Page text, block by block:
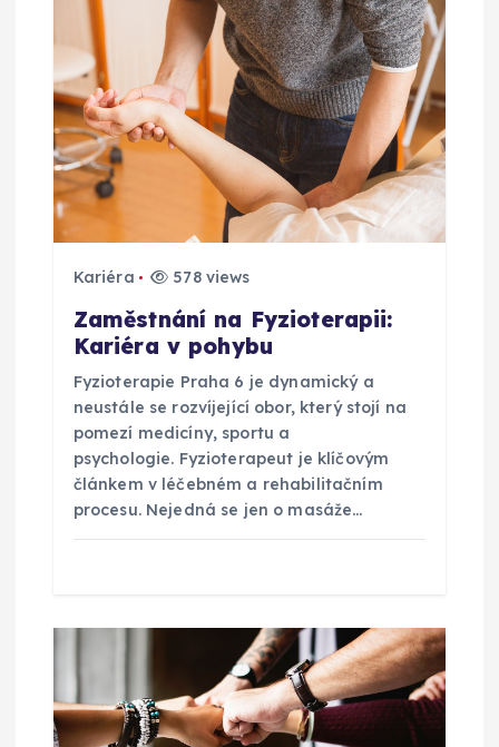
r
o
p
ř
k
Kariéra 578 views
Zaměstnání na Fyzioterapii:
Kariéra v pohybu
Fyzioterapie Praha 6 je dynamický a
neustále se rozvíjející obor, který stojí na
pomezí medicíny, sportu a
psychologie. Fyzioterapeut je klíčovým
článkem v léčebném a rehabilitačním
procesu. Nejedná se jen o masáže…